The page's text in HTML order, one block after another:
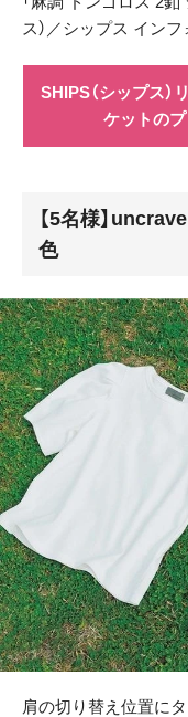
ス）／シップス イン
SHIPS（シップス）
ケットの
【5名様】
色
肩の切り替え位置に